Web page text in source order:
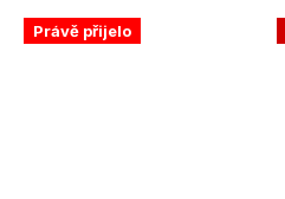
Právě přijelo